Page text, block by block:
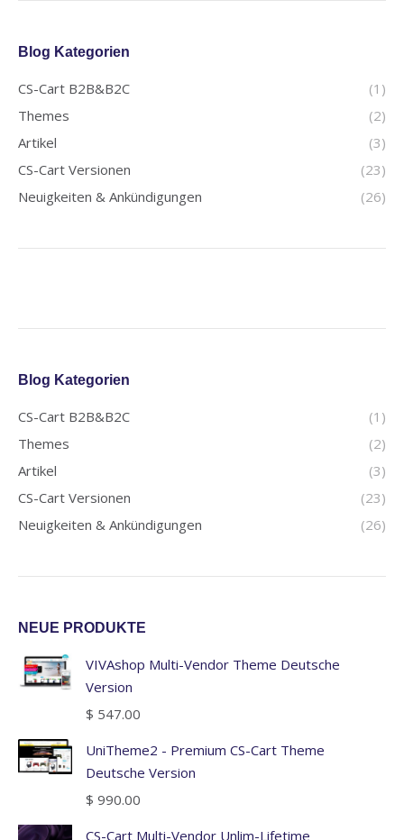
Blog Kategorien
CS-Cart B2B&B2C
(1)
Themes
(2)
Artikel
(3)
CS-Cart Versionen
(23)
Neuigkeiten & Ankündigungen
(26)
Blog Kategorien
CS-Cart B2B&B2C
(1)
Themes
(2)
Artikel
(3)
CS-Cart Versionen
(23)
Neuigkeiten & Ankündigungen
(26)
NEUE PRODUKTE
VIVAshop Multi-Vendor Theme Deutsche
Version
$ 547.00
UniTheme2 - Premium CS-Cart Theme
Deutsche Version
$ 990.00
CS-Cart Multi-Vendor Unlim-Lifetime